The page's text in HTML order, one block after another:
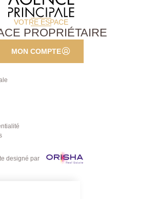
VOTRE ESPACE
PROPRIÉTAIRE
MON COMPTE
designé par